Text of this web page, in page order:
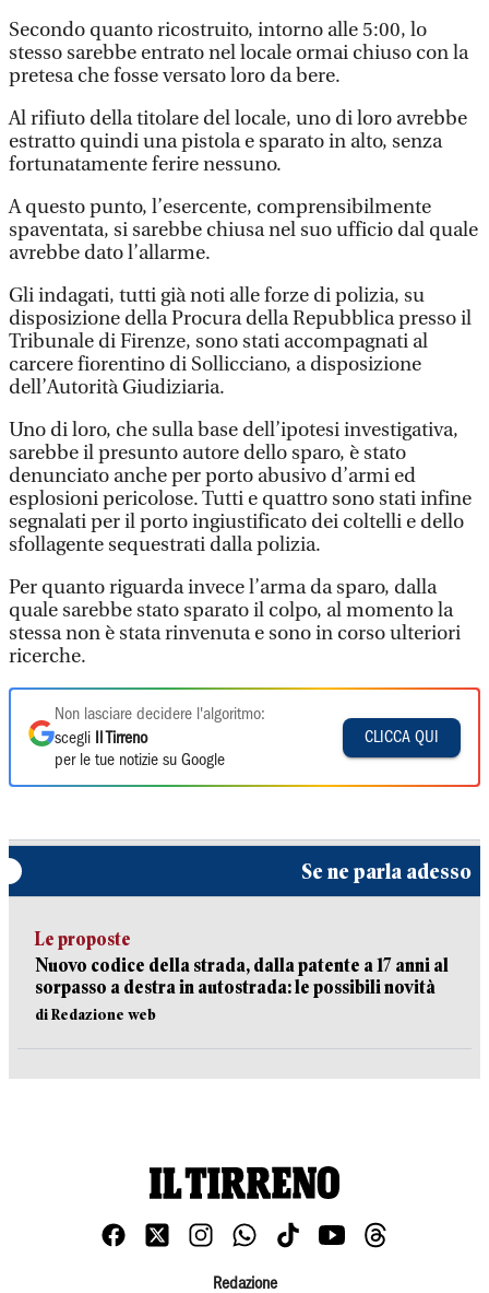
Secondo quanto ricostruito, intorno alle 5:00, lo
stesso sarebbe entrato nel locale ormai chiuso con la
pretesa che fosse versato loro da bere.
Al rifiuto della titolare del locale, uno di loro avrebbe
estratto quindi una pistola e sparato in alto, senza
fortunatamente ferire nessuno.
A questo punto, l’esercente, comprensibilmente
spaventata, si sarebbe chiusa nel suo ufficio dal quale
avrebbe dato l’allarme.
Gli indagati, tutti già noti alle forze di polizia, su
disposizione della Procura della Repubblica presso il
Tribunale di Firenze, sono stati accompagnati al
carcere fiorentino di Sollicciano, a disposizione
dell’Autorità Giudiziaria.
Uno di loro, che sulla base dell’ipotesi investigativa,
sarebbe il presunto autore dello sparo, è stato
denunciato anche per porto abusivo d’armi ed
esplosioni pericolose. Tutti e quattro sono stati infine
segnalati per il porto ingiustificato dei coltelli e dello
sfollagente sequestrati dalla polizia.
Per quanto riguarda invece l’arma da sparo, dalla
quale sarebbe stato sparato il colpo, al momento la
stessa non è stata rinvenuta e sono in corso ulteriori
ricerche.
Non lasciare decidere l'algoritmo:
scegli
Il Tirreno
per le tue notizie su Google
CLICCA QUI
Se ne parla adesso
Le proposte
Nuovo codice della strada, dalla patente a 17 anni al
sorpasso a destra in autostrada: le possibili novità
di Redazione web
Redazione